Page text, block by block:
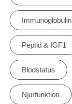
Immunoglobulin
Peptid & IGF1
Blodstatus
Njurfunktion